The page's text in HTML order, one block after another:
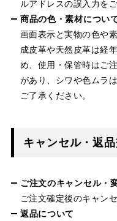
ルアドレスの誤入力を
商品の色・素材につい
画面表示と実物の色や
成皮革や天然皮革は経
め、使用・保管時はご
があり、シワや色ムラ
ご了承ください。
キャンセル・返
ご注文のキャンセル・
ご注文確定後のキャン
返品について